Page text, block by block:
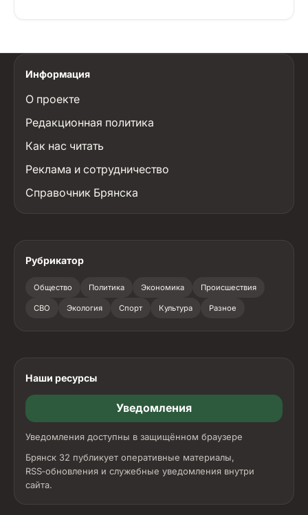
Информация
О проекте
Редакционная политика
Как нас читать
Реклама и сотрудничество
Справочник Брянска
Рубрикатор
Общество Политика Экономика Происшествия
СВО Экология Спорт Культура Разное
Наши ресурсы
Уведомления
Уведомления доступны в защищённом браузере
Брянск 32 публикует оперативные материалы,
RSS‑обновления и служебные уведомления внутри
сайта.